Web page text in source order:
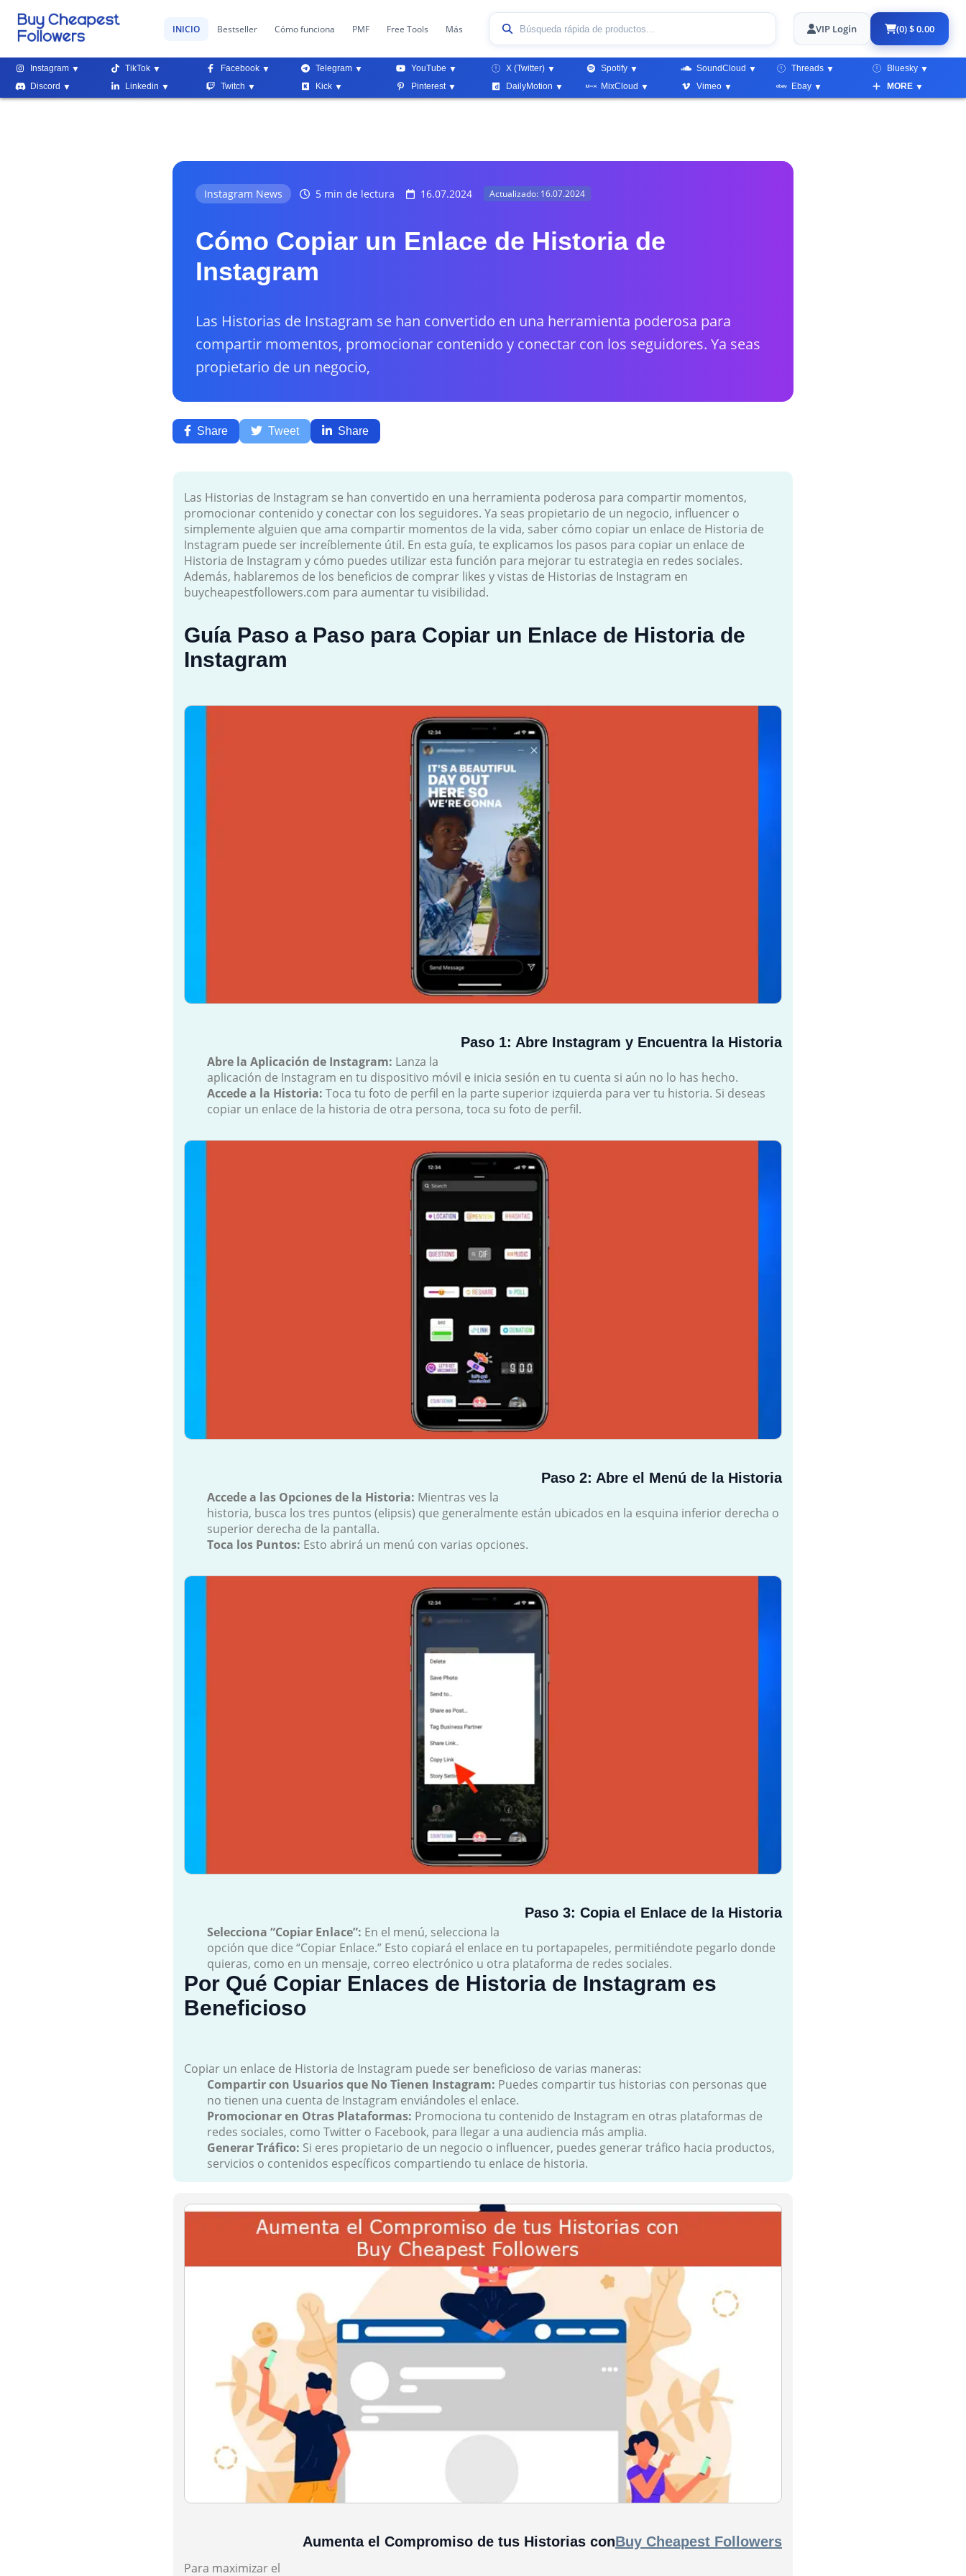
INICIO Bestseller Cómo funciona PMF Free Tools Más VIP Login (0) $ 0.00
Instagram TikTok Facebook Telegram YouTube X (Twitter) Spotify SoundCloud Threads
Bluesky
Discord
Linkedin Twitch Kick Pinterest DailyMotion MixCloud Vimeo Ebay MORE
Instagram News 5 min de lectura 16.07.2024 Actualizado: 16.07.2024
Cómo Copiar un Enlace de Historia de
Instagram
Las Historias de Instagram se han convertido en una herramienta poderosa para
compartir momentos, promocionar contenido y conectar con los seguidores. Ya seas
propietario de un negocio,
Share Tweet Share
Las Historias de Instagram se han convertido en una herramienta poderosa para compartir momentos,
promocionar contenido y conectar con los seguidores. Ya seas propietario de un negocio, influencer o
simplemente alguien que ama compartir momentos de la vida, saber cómo copiar un enlace de Historia de
Instagram puede ser increíblemente útil. En esta guía, te explicamos los pasos para copiar un enlace de
Historia de Instagram y cómo puedes utilizar esta función para mejorar tu estrategia en redes sociales.
Además, hablaremos de los beneficios de comprar likes y vistas de Historias de Instagram en
buycheapestfollowers.com para aumentar tu visibilidad.
Guía Paso a Paso para Copiar un Enlace de Historia de
Instagram
Paso 1: Abre Instagram y Encuentra la Historia
Abre la Aplicación de Instagram: Lanza la
aplicación de Instagram en tu dispositivo móvil e inicia sesión en tu cuenta si aún no lo has hecho.
Accede a la Historia: Toca tu foto de perfil en la parte superior izquierda para ver tu historia. Si deseas
copiar un enlace de la historia de otra persona, toca su foto de perfil.
Paso 2: Abre el Menú de la Historia
Accede a las Opciones de la Historia: Mientras ves la
historia, busca los tres puntos (elipsis) que generalmente están ubicados en la esquina inferior derecha o
superior derecha de la pantalla.
Toca los Puntos: Esto abrirá un menú con varias opciones.
Paso 3: Copia el Enlace de la Historia
Selecciona “Copiar Enlace”: En el menú, selecciona la
opción que dice “Copiar Enlace.” Esto copiará el enlace en tu portapapeles, permitiéndote pegarlo donde
quieras, como en un mensaje, correo electrónico u otra plataforma de redes sociales.
Por Qué Copiar Enlaces de Historia de Instagram es
Beneficioso
Copiar un enlace de Historia de Instagram puede ser beneficioso de varias maneras:
Compartir con Usuarios que No Tienen Instagram: Puedes compartir tus historias con personas que
no tienen una cuenta de Instagram enviándoles el enlace.
Promocionar en Otras Plataformas: Promociona tu contenido de Instagram en otras plataformas de
redes sociales, como Twitter o Facebook, para llegar a una audiencia más amplia.
Generar Tráfico: Si eres propietario de un negocio o influencer, puedes generar tráfico hacia productos,
servicios o contenidos específicos compartiendo tu enlace de historia.
Aumenta el Compromiso de tus Historias conBuy Cheapest Followers
Para maximizar el